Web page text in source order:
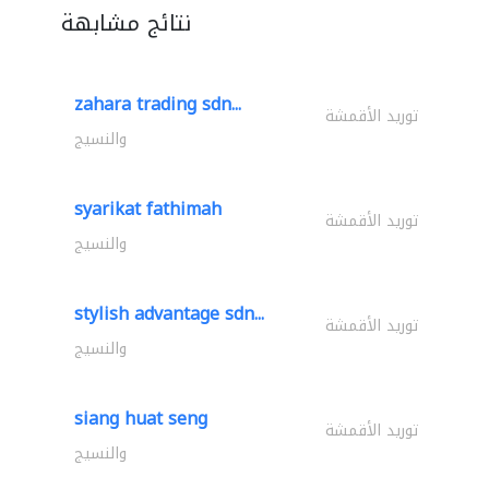
نتائج مشابهة
zahara trading sdn... توريد الأقمشة
والنسيج
syarikat fathimah توريد الأقمشة
والنسيج
stylish advantage sdn... توريد الأقمشة
والنسيج
siang huat seng توريد الأقمشة
والنسيج